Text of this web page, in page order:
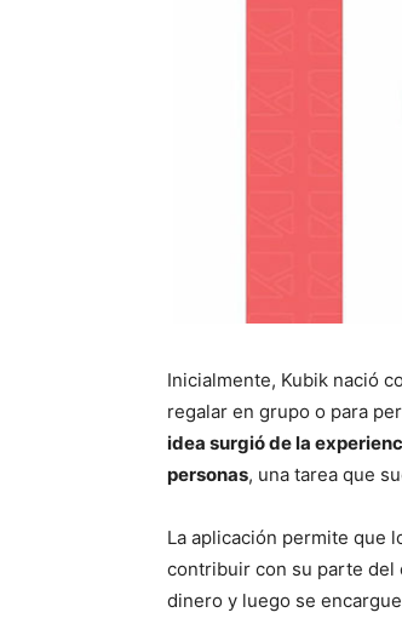
Inicialmente, Kubik nació
regalar en grupo o para
idea surgió de la
personas, una tarea que
La aplicación permite que
contribuir con su parte del
dinero y luego se